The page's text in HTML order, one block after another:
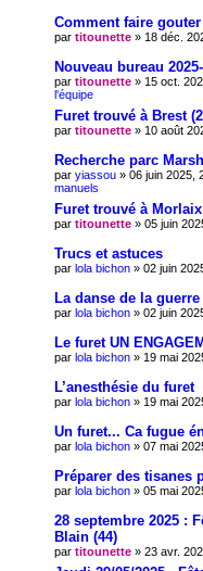
Comment faire
par titounette » 18 déc.
Nouveau bureau
par titounette » 15 oct.
l'équipe
Furet trouvé à Brest
par titounette » 10 août
Recherche parc
par yiassou » 06 juin 2025,
manuels
Furet trouvé à
par titounette » 05 juin
Trucs et astuces
par lola bichon » 02 juin
La danse de la guerre
par lola bichon » 02 juin
Le furet UN
par lola bichon » 19 mai
L’anesthésie du furet
par lola bichon » 19 mai
Un furet... Ca fugue
par lola bichon » 07 mai
Préparer des tisanes
par lola bichon » 05 mai
28 septembre 2025 :
Blain (44)
par titounette » 23 avr.